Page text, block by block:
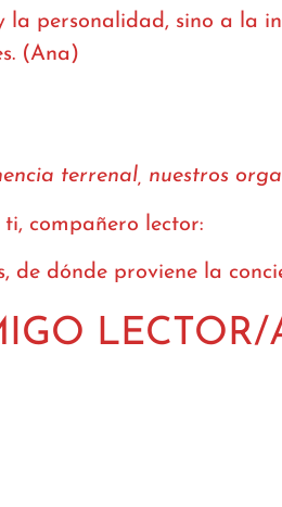
la personalidad, sino a la
(Ana)
terrenal, nuestros
compañero lector:
de dónde proviene la
LECTOR/